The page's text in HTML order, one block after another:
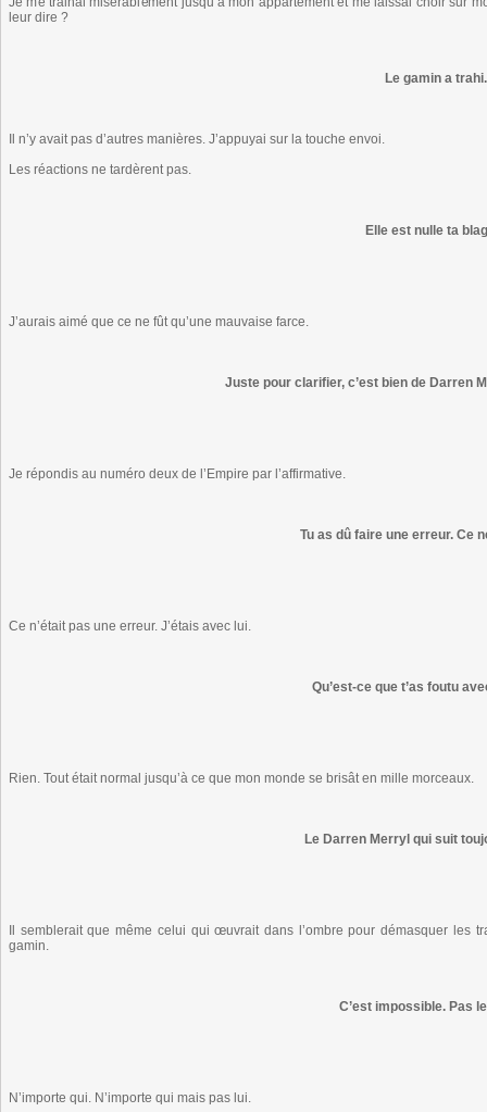
leur dire ?
Le gamin a trahi.
Il n’y avait pas d’autres manières. J’appuyai sur la touche envoi.
Les réactions ne tardèrent pas.
Elle est nulle ta
J’aurais aimé que ce ne fût qu’une mauvaise farce.
Juste pour clarifier, c’est bien de Darren
Je répondis au numéro deux de l’Empire par l’affirmative.
Tu as dû faire une erreur. Ce
Ce n’était pas une erreur. J’étais avec lui.
Qu’est-ce que t’as foutu
Rien. Tout était normal jusqu’à ce que mon monde se brisât en mille morceaux.
Le Darren Merryl qui suit
Il semblerait que même celui qui œuvrait dans l’ombre pour démasquer les
gamin.
C’est impossible. Pas
N’importe qui. N’importe qui mais pas lui.